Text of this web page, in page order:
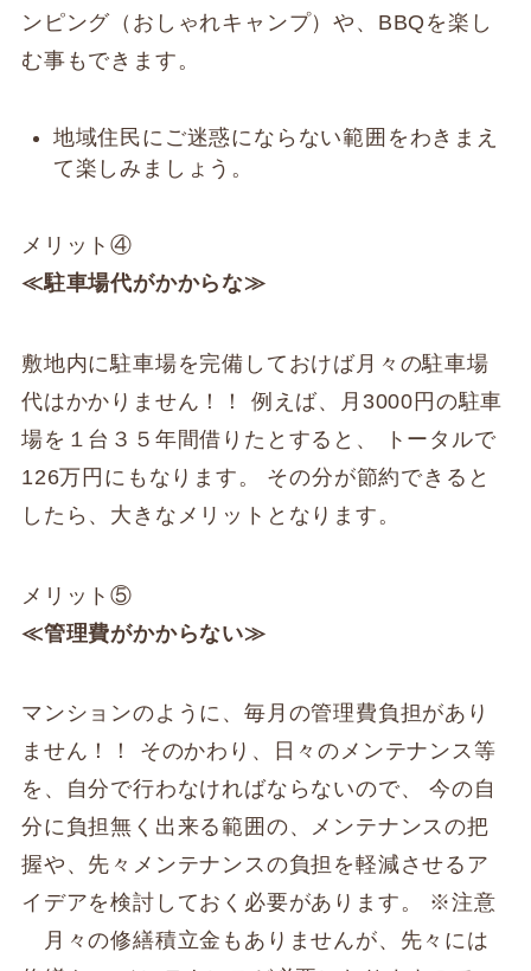
ンピング（おしゃれキャンプ）や、BBQを楽し
む事もできます。
地域住民にご迷惑にならない範囲をわきまえ
て楽しみましょう。
メリット④
≪駐車場代がかからな≫
敷地内に駐車場を完備しておけば月々の駐車場
代はかかりません！！ 例えば、月3000円の駐車
場を１台３５年間借りたとすると、 トータルで
126万円にもなります。 その分が節約できると
したら、大きなメリットとなります。
メリット⑤
≪管理費がかからない≫
マンションのように、毎月の管理費負担があり
ません！！ そのかわり、日々のメンテナンス等
を、自分で行わなければならないので、 今の自
分に負担無く出来る範囲の、メンテナンスの把
握や、先々メンテナンスの負担を軽減させるア
イデアを検討しておく必要があります。 ※注意
月々の修繕積立金もありませんが、先々には